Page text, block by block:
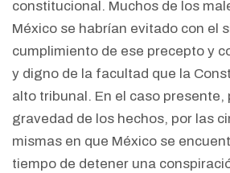
constitucional. Muchos de los
México se habrían evitado con el
cumplimiento de ese precepto y
y digno de la facultad que la
alto tribunal. En el caso presente,
gravedad de los hechos, por las
mismas en que México se
tiempo de detener una